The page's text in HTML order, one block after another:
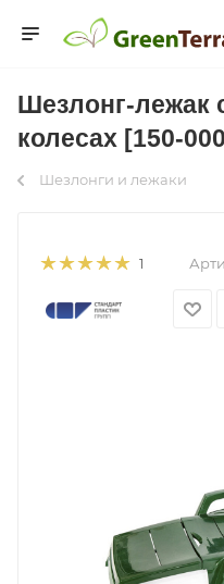
Шезлонг-лежак
колесах [150-
Шезлонги и лежаки
1